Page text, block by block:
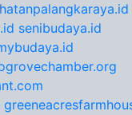
senibudaya.id